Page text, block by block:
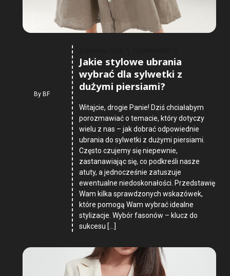
ByBF
Jakie stylowe ubrania
wybrać dla sylwetki z
dużymi piersiami?
Witajcie, drogie Panie! Dziś chciałabym
porozmawiać o temacie, który dotyczy
wielu z nas – jak dobrać odpowiednie
ubrania do sylwetki z dużymi piersiami.
Często czujemy się niepewnie,
zastanawiając się, co podkreśli nasze
atuty, a jednocześnie zatuszuje
ewentualne niedoskonałości. Przedstawię
Wam kilka sprawdzonych wskazówek,
które pomogą Wam wybrać idealne
stylizacje. Wybór fasonów – klucz do
sukcesu […]